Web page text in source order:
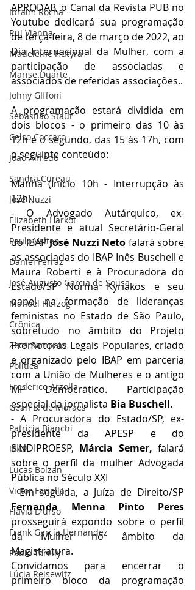
Ibraim Rocha
Rui Vianna
Madeleine Hutyra
Marise Duarte
Johny GIffoni
Sebastião Staut
Celso Coccaro
João Alfredo
Sandra Cureau
José Nuzzi
Elizabeth Harkot
Paulo Velten
Daniel Ferraz
José Augusto Garcia de Sousa
Manoel Herzog
Crônica
Zeca Sampaio
Política
Frederico Arzolla
Gean B. de Moraes
Patrícia Bianchi
IBAP
Lucas Bolzan
Victor Farjalla
Flavia D'urso
Frank García Hernandez
Paulo Torelly
Lúcia Reisewitz
APRODAB, o Canal da Revista PUB no
Youtube dedicará sua programação
de terça-feira, 8 de março de 2022, ao
Dia Internacional da Mulher, com a
participação de associadas e
A programação estará dividida em
dois blocos - o primeiro das 10 às
12h e o segundo, das 15 às 17h, com
o seguinte conteúdo:
Manhã (Início 10h - Interrupção às
12h)
- O Advogado Autárquico, ex-
Presidente e atual Secretário-Geral
do IBAP José Nuzzi Neto falará sobre
as associadas do IBAP Inês Buschell e
Maura Roberti e à Procuradora do
Estado/SP Norma Kyriakos e seu
papel na formação de lideranças
feministas no Estado de São Paulo,
sobretudo no âmbito do Projeto
Promotoras Legais Populares, criado
e organizado pelo IBAP em parceria
com a União de Mulheres e o antigo
MP Democrático. Participação
especial da jornalista Bia Buschell.
- A Procuradora do Estado/SP, ex-
presidente da APESP e do
SINDIPROESP, Márcia Semer, falará
sobre o perfil da mulher Advogada
Pública no Século XXI
Fernanda Menna Pinto Peres
prosseguirá expondo sobre o perfil
da Mulher no âmbito da
Magistratura.
Convidamos para encerrar o
primeiro bloco da programação